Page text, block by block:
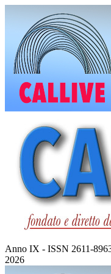
contenuto
Anno IX - ISSN 2611-
2026